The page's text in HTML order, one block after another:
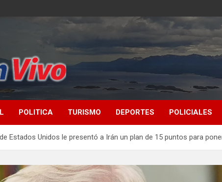
POLITICA TURISMO DEPORTES POLICIALES
Estados Unidos le presentó a Irán un plan de 15 puntos para